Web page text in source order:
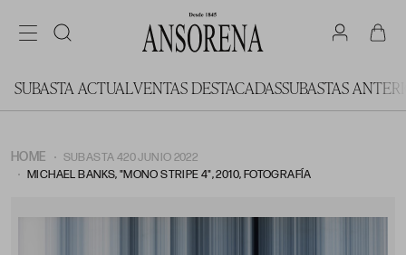
SUBASTA ACTUALVENTAS DESTACADASSUBASTAS
HOME
SUBASTA 420 JUNIO 2022
MICHAEL BANKS, "MONO STRIPE 4", 2010, FOTOGRAFÍA